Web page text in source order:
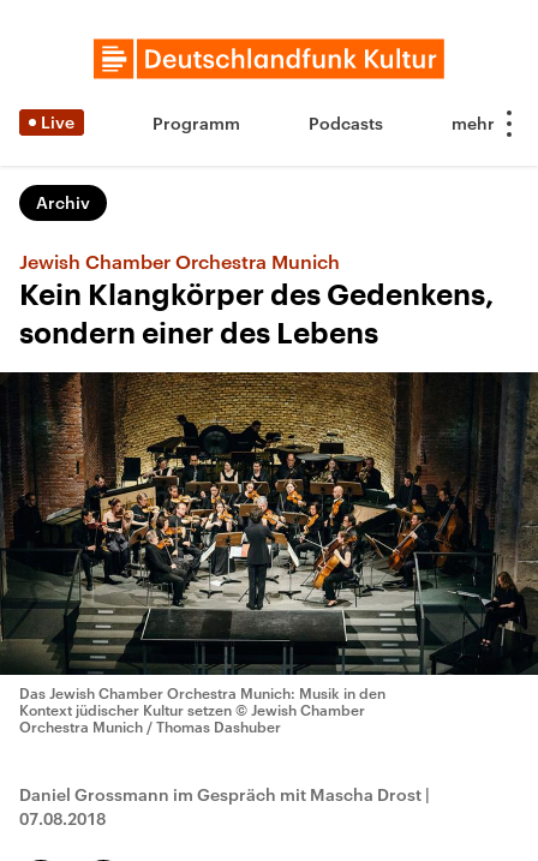
Live Programm Podcasts
Archiv
Jewish Chamber Orchestra Munich
Kein Klangkörper des Gedenkens,
sondern einer des Lebens
Das Jewish Chamber Orchestra Munich: Musik in den
Kontext jüdischer Kultur setzen © Jewish Chamber
Orchestra Munich / Thomas Dashuber
Daniel Grossmann im Gespräch mit Mascha Drost |
07.08.2018